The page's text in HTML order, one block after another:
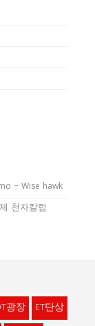
– Wise hawk
천자칼럼
광장
ET단상